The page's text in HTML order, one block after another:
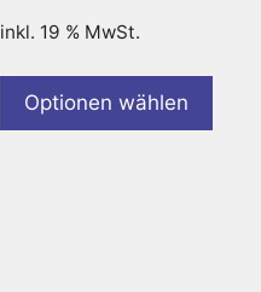
inkl. 19 % MwSt.
Optionen wählen